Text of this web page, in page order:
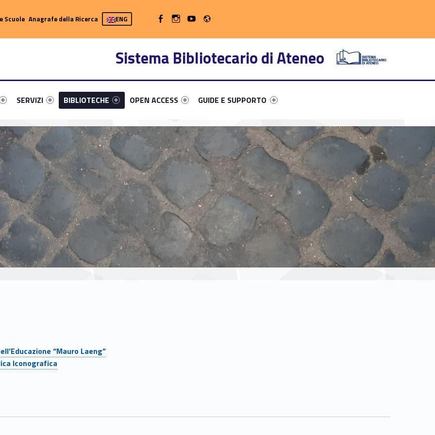
Sistema Bibliotecario di Ateneo
#link-menu-primary-75409-13
Link identifier #link-menu-primary-17221-20
SERVIZI
Link identifier #link-menu-primary-57285-32
BIBLIOTECHE
Link identifier #link-menu-primary-12703-43
OPEN ACCESS
Link identifier #link-menu-primary-55649-50
GUIDE E SUPPORTO
Scuole Anagrafe della Ricerca ENG WebMan on FacebookWebMan on Instagram
WebMan on YouTube
“Mauro Laeng”
Iconografica